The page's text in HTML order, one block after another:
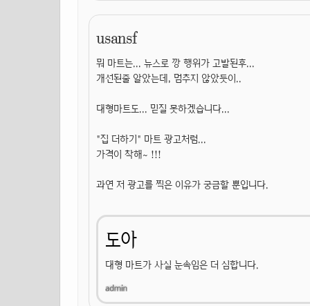
usansf
뭐 마트는... 뉴스로 깡 행위가 고발된후...
개선된줄 알았는데, 멈추지 않았듯이..
대형마트도... 믿질 못하겠습니다...
"집 더하기" 마트 광고처럼...
가격이 착해~ !!!
과연 저 광고를 찍은 이유가 궁금할 뿐입니다.
도아
대형 마트가 사실 눈속임은 더 심합니다.